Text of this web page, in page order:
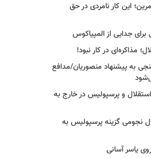
این کار نامردی در حق
جدایی از المپیاکوس
مذاکره‌ای در کار نبود!
به پیشنهاد منصوریان/مدافع
و پرسپولیس در خارج به
نجومی گزینه پرسپولیس به
یاسر آسانی